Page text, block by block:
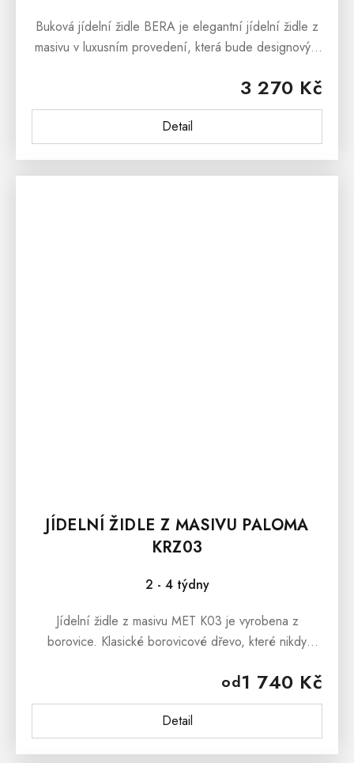
3 270 Kč
Detail
Buková jídelní židle BERA je elegantní jídelní židle z
masivu v luxusním provedení, která bude designovým
JÍDELNÍ ŽIDLE Z MASIVU PALOMA
KRZ03
2 - 4 týdny
od1 740 Kč
Detail
Jídelní židle z masivu MET K03 je vyrobena z
borovice. Klasické borovicové dřevo, které nikdy
pracovny. Jídelní židle z masivu MET...